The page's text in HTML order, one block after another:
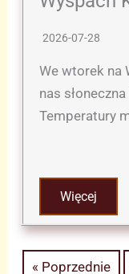
2026-07-28
We wtorek na
nas
Temperatury
Więcej
« Poprzednie